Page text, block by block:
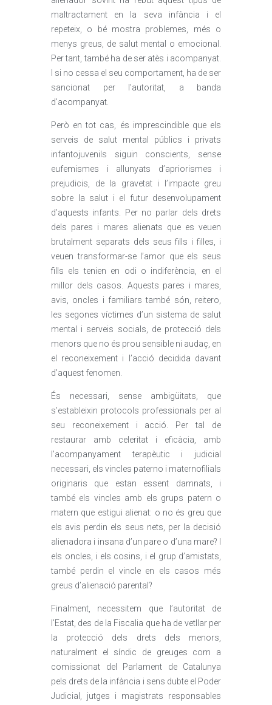
maltractament en la seva infància i el
repeteix, o bé mostra problemes, més o
menys greus, de salut mental o emocional.
Per tant, també ha de ser atès i acompanyat.
I si no cessa el seu comportament, ha de ser
sancionat per l’autoritat, a banda
d’acompanyat.
Però en tot cas, és imprescindible que els
serveis de salut mental públics i privats
infantojuvenils siguin conscients, sense
eufemismes i allunyats d’apriorismes i
prejudicis, de la gravetat i l’impacte greu
sobre la salut i el futur desenvolupament
d’aquests infants. Per no parlar dels drets
dels pares i mares alienats que es veuen
brutalment separats dels seus fills i filles, i
veuen transformar-se l’amor que els seus
fills els tenien en odi o indiferència, en el
millor dels casos. Aquests pares i mares,
avis, oncles i familiars també són, reitero,
les segones víctimes d’un sistema de salut
mental i serveis socials, de protecció dels
menors que no és prou sensible ni audaç, en
el reconeixement i l’acció decidida davant
d’aquest fenomen.
És necessari, sense ambigüitats, que
s’estableixin protocols professionals per al
seu reconeixement i acció. Per tal de
restaurar amb celeritat i eficàcia, amb
l’acompanyament terapèutic i judicial
necessari, els vincles paterno i maternofilials
originaris que estan essent damnats, i
també els vincles amb els grups patern o
matern que estigui alienat: o no és greu que
els avis perdin els seus nets, per la decisió
alienadora i insana d’un pare o d’una mare? I
els oncles, i els cosins, i el grup d’amistats,
també perdin el vincle en els casos més
greus d’alienació parental?
Finalment, necessitem que l’autoritat de
l’Estat, des de la Fiscalia que ha de vetllar per
la protecció dels drets dels menors,
naturalment el síndic de greuges com a
comissionat del Parlament de Catalunya
pels drets de la infància i sens dubte el Poder
Judicial, jutges i magistrats responsables